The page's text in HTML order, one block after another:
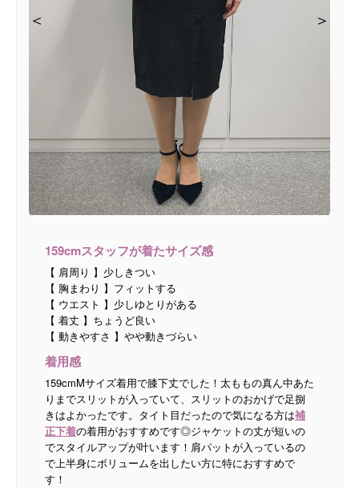
＜ ＞
＜ ＞
＜ ＞
＜ ＞
159cmスタッフが着たサイズ感
【 肩周り 】少しきつい
【 胸まわり 】フィットする
【 ウエスト 】少しゆとりがある
【 着丈 】ちょうど良い
【 動きやすさ 】やや動きづらい
着用感
159cmMサイズ着用で膝下丈でした！太ももの真ん中あた
りまでスリットが入っていて、スリットのおかげで足捌
きはよかったです。タイト目だったので気になる方は補
正下着の着用がおすすめです◎ジャケットの丈が短いの
でスタイルアップが叶います！肩パットが入っているの
で上半身にボリュームを出したい方に特におすすめで
す！